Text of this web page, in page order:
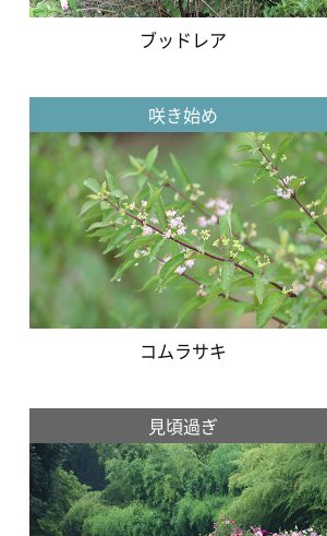
ブッドレア
咲き始め
コムラサキ
見頃過ぎ